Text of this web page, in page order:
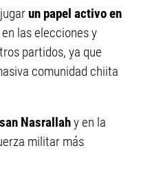
un papel activo en
las elecciones y
partidos, ya que
comunidad chiita
Nasrallahy en la
militar más